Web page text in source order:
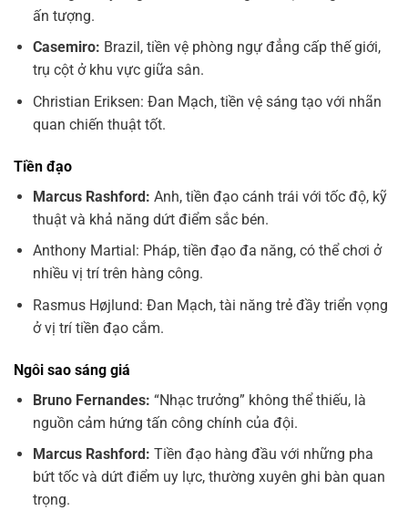
ấn tượng.
Casemiro: Brazil, tiền vệ phòng ngự đẳng cấp thế giới,
trụ cột ở khu vực giữa sân.
Christian Eriksen: Đan Mạch, tiền vệ sáng tạo với nhãn
quan chiến thuật tốt.
Tiền đạo
Marcus Rashford: Anh, tiền đạo cánh trái với tốc độ, kỹ
thuật và khả năng dứt điểm sắc bén.
Anthony Martial: Pháp, tiền đạo đa năng, có thể chơi ở
nhiều vị trí trên hàng công.
Rasmus Højlund: Đan Mạch, tài năng trẻ đầy triển vọng
ở vị trí tiền đạo cắm.
Ngôi sao sáng giá
Bruno Fernandes: “Nhạc trưởng” không thể thiếu, là
nguồn cảm hứng tấn công chính của đội.
Marcus Rashford: Tiền đạo hàng đầu với những pha
bứt tốc và dứt điểm uy lực, thường xuyên ghi bàn quan
trọng.